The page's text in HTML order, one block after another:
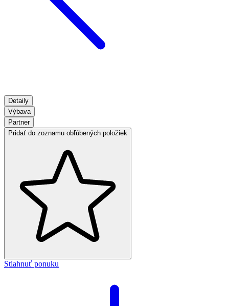
Detaily
Výbava
Partner
Pridať do zoznamu obľúbených položiek
Stiahnuť ponuku